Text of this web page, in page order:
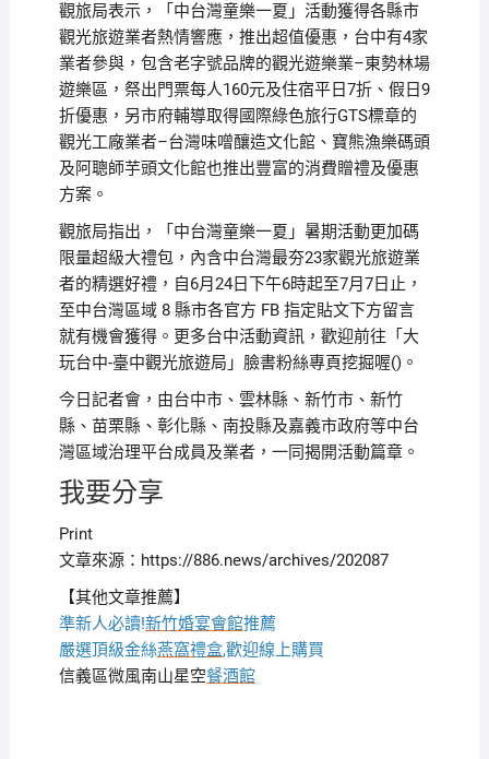
觀旅局表示，「中台灣童樂一夏」活動獲得各縣市
觀光旅遊業者熱情響應，推出超值優惠，台中有4家
業者參與，包含老字號品牌的觀光遊樂業–東勢林場
遊樂區，祭出門票每人160元及住宿平日7折、假日9
折優惠，另市府輔導取得國際綠色旅行GTS標章的
觀光工廠業者–台灣味噌釀造文化館、寶熊漁樂碼頭
及阿聰師芋頭文化館也推出豐富的消費贈禮及優惠
方案。
觀旅局指出，「中台灣童樂一夏」暑期活動更加碼
限量超級大禮包，內含中台灣最夯23家觀光旅遊業
者的精選好禮，自6月24日下午6時起至7月7日止，
至中台灣區域 8 縣市各官方 FB 指定貼文下方留言
就有機會獲得。更多台中活動資訊，歡迎前往「大
玩台中-臺中觀光旅遊局」臉書粉絲專頁挖掘喔()。
今日記者會，由台中市、雲林縣、新竹市、新竹
縣、苗栗縣、彰化縣、南投縣及嘉義市政府等中台
灣區域治理平台成員及業者，一同揭開活動篇章。
我要分享
Print
文章來源：https://886.news/archives/202087
【其他文章推薦】
準新人必讀!新竹婚宴會館推薦
嚴選頂級金絲燕窩禮盒,歡迎線上購買
信義區微風南山星空餐酒館